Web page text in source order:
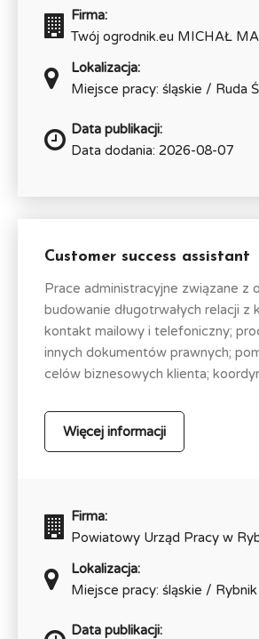
Firma:
Twój ogrodnik.eu MICHAŁ
Lokalizacja:
Miejsce pracy: śląskie / Ruda
Data publikacji:
Data dodania: 2026-08-07
Customer success assistant
Prace administracyjne związane z
budowanie długotrwałych relacji z
kontakt mailowy i telefoniczny;
innych dokumentów prawnych;
celów biznesowych klienta;
Więcej informacji
Firma:
Powiatowy Urząd Pracy w
Lokalizacja:
Miejsce pracy: śląskie / Rybnik
Data publikacji: